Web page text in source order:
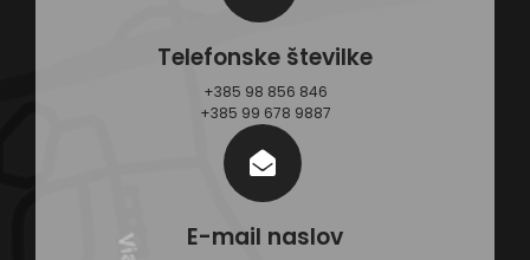
Telefonske številke
+385 98 856 846
+385 99 678 9887
E-mail naslov